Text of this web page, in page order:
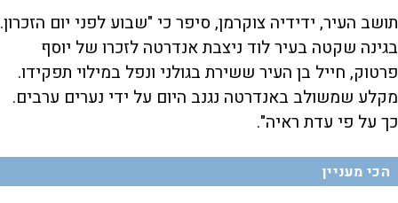
תושב העיר, ידידיה צוקרמן, סיפר כי "שבוע לפני יום הזכרון.
בגינה שקטה בעיר לוד ניצבת אנדרטה לזכרו של יוסף
פרטוק, חייל בן העיר ששירת בגולני ונפל במילוי תפקידו.
מקלע שמשולב באנדרטה נגנב היום על ידי נערים ערבים.
כך על פי עדת ראיה".
הכי מעניין